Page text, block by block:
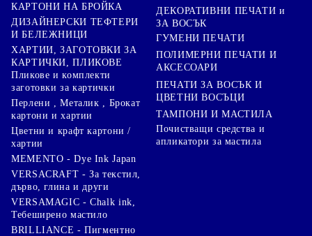
КАРТОНИ НА БРОЙКА
ДИЗАЙНЕРСКИ ТЕФТЕРИ
И БЕЛЕЖНИЦИ
ХАРТИИ, ЗАГОТОВКИ ЗА
КАРТИЧКИ, ПЛИКОВЕ
Пликове и комплекти
заготовки за картички
Перлени , Металик , Брокат
картони и хартии
Цветни и крафт картони /
хартии
ДЕКОРАТИВНИ ПЕЧАТИ и
ЗА ВОСЪК
ГУМЕНИ ПЕЧАТИ
ПОЛИМЕРНИ ПЕЧАТИ И
АКСЕСОАРИ
ПЕЧАТИ ЗА ВОСЪК И
ЦВЕТНИ ВОСЪЦИ
ТАМПОНИ И МАСТИЛА
Почистващи средства и
апликатори за мастила
MEMENTO - Dye Ink Japan
VERSACRAFT - За текстил,
дърво, глина и други
VERSAMAGIC - Chalk ink,
Тебеширено мастило
BRILLIANCE - Пигментно